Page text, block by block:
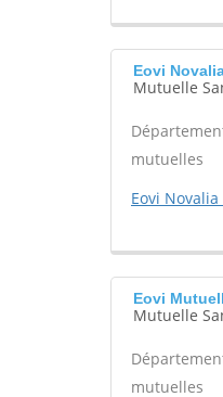
Eovi
Mutuelle
mutuelles
Eovi
Eovi
Mutuelle
mutuelles